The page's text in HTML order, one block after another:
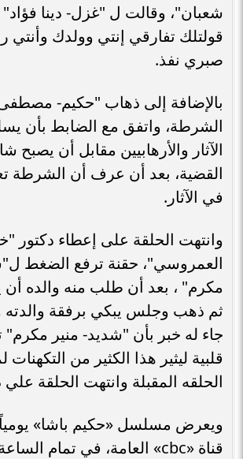
شعبان"، وقالت ل "غزل- دينا
قولتلك تفارقي إنتي وولدك وأنتي
صبري نفذ.
بالإضافة إلى ذهاب "حكيم-
الشرطة، واتفق مع الضابط بأن
الآثار والأرهابيين مقابل أن
القضية، بعد أن عرف أن الشرطة
في الآثار.
وانتهت الحلقة على إعطاء دكتور
العمروسي"، حقنة ترفع الضغط
مكرم" ، بعد أن طلب منه والده أن
ثم ذهب وجلس يبكي برفقة والدته
جاء له خبر بأن "شديد- منير
قلبية ليثير هذا الكثير من
الحلقه المقبلة وانتهت الحلقة
ويعرض مسلسل «حكيم باشا»